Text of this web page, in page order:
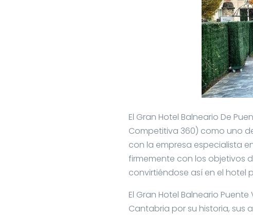
El Gran Hotel Balneario De
Competitiva 360) como uno
con la empresa especialista
firmemente con los objetivos
convirtiéndose así en el hotel
El Gran Hotel Balneario
Cantabria por su historia, sus